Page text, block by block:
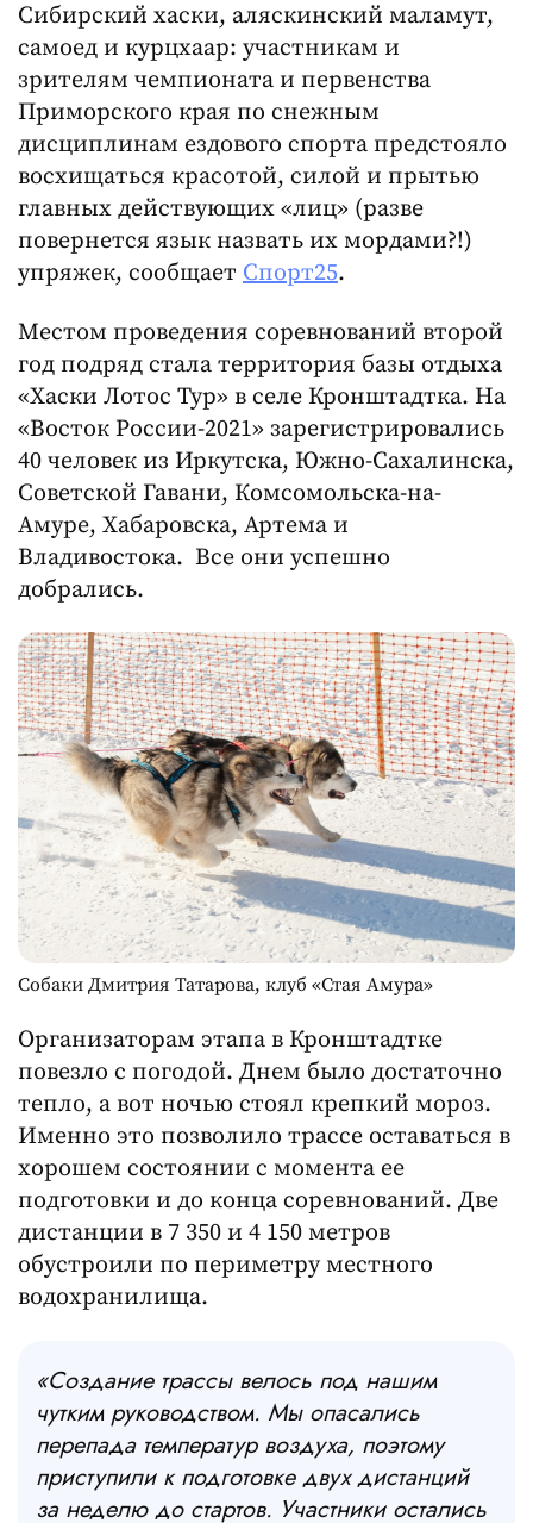
Сибирский хаски, аляскинский маламут,
самоед и курцхаар: участникам и
зрителям чемпионата и первенства
Приморского края по снежным
дисциплинам ездового спорта предстояло
восхищаться красотой, силой и прытью
главных действующих «лиц» (разве
повернется язык назвать их мордами?!)
упряжек, сообщает Спорт25.
Местом проведения соревнований второй
год подряд стала территория базы отдыха
«Хаски Лотос Тур» в селе Кронштадтка. На
«Восток России-2021» зарегистрировались
40 человек из Иркутска, Южно-Сахалинска,
Советской Гавани, Комсомольска-на-
Амуре, Хабаровска, Артема и
Владивостока. Все они успешно
добрались.
Собаки Дмитрия Татарова, клуб «Стая Амура»
Организаторам этапа в Кронштадтке
повезло с погодой. Днем было достаточно
тепло, а вот ночью стоял крепкий мороз.
Именно это позволило трассе оставаться в
хорошем состоянии с момента ее
подготовки и до конца соревнований. Две
дистанции в 7 350 и 4 150 метров
обустроили по периметру местного
водохранилища.
«Создание трассы велось под нашим
чутким руководством. Мы опасались
перепада температур воздуха, поэтому
приступили к подготовке двух дистанций
за неделю до стартов. Участники остались